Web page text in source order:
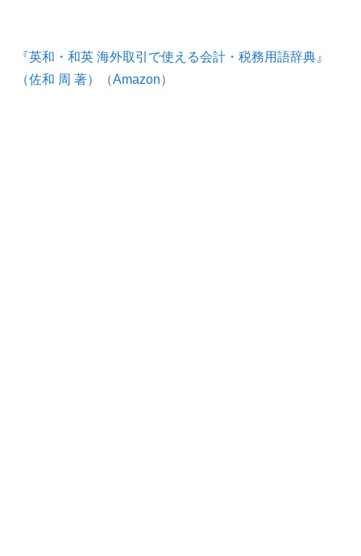
『英和・和英 海外取引で使える会計・税務用語辞典』
（佐和 周 著）（Amazon）